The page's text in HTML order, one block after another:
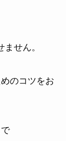
ません。
のコツをお